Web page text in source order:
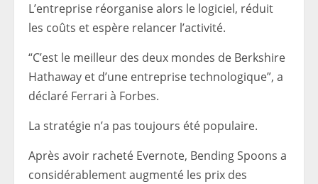
L’entreprise réorganise alors le logiciel, réduit
les coûts et espère relancer l’activité.
“C’est le meilleur des deux mondes de Berkshire
Hathaway et d’une entreprise technologique”, a
déclaré Ferrari à Forbes.
La stratégie n’a pas toujours été populaire.
Après avoir racheté Evernote, Bending Spoons a
considérablement augmenté les prix des